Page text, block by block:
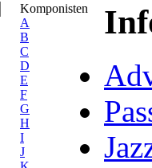
Komponisten
A
B
C
D
E
F
G
H
I
J